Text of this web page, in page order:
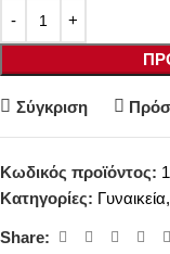
Σύγκριση
Κωδικός προϊόντος:
Κατηγορίες: Γυναικεία,
Share: